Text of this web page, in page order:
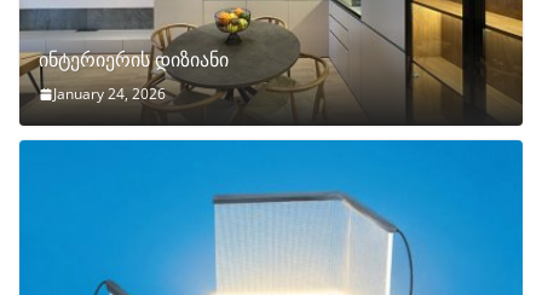
ინტერიერის დიზიანი
January 24, 2026